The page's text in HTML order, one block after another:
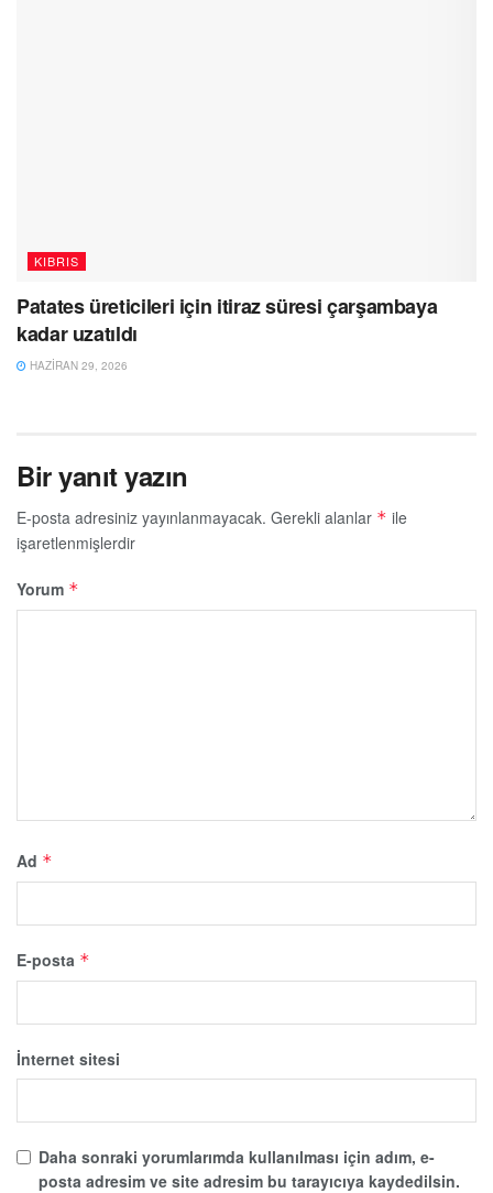
KIBRIS
Patates üreticileri için itiraz süresi çarşambaya
kadar uzatıldı
HAZIRAN 29, 2026
Bir yanıt yazın
E-posta adresiniz yayınlanmayacak. Gerekli alanlar * ile
işaretlenmişlerdir
Yorum *
Ad *
E-posta *
İnternet sitesi
Daha sonraki yorumlarımda kullanılması için adım, e-
posta adresim ve site adresim bu tarayıcıya kaydedilsin.